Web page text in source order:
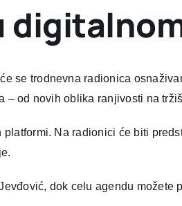
se trodnevna radionica
od novih oblika ranjivosti na
Na radionici će biti
dok celu agendu možete